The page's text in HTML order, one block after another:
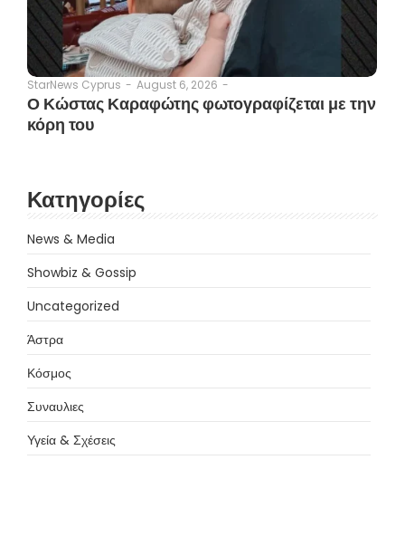
StarNews Cyprus - August 6, 2026 -
Ο Κώστας Καραφώτης φωτογραφίζεται με την
κόρη του
Κατηγορίες
News & Media
Showbiz & Gossip
Uncategorized
Άστρα
Κόσμος
Συναυλιες
Υγεία & Σχέσεις